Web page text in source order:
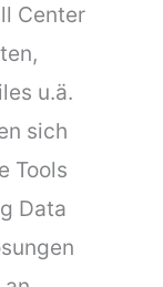
Center
u.ä.
sich
Tools
Data